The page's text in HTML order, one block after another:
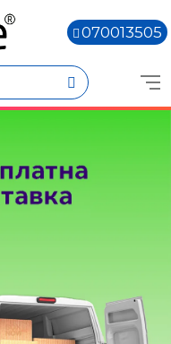
070013505